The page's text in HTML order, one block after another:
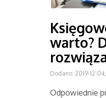
warto?
Dodano: 2019-12-
Odpowiednie